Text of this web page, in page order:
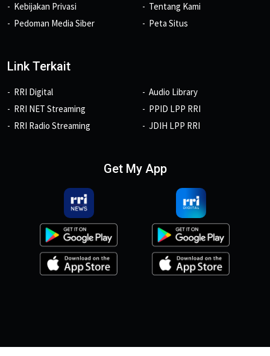
Kebijakan Privasi
Pedoman Media Siber
Tentang Kami
Peta Situs
Link Terkait
RRI Digital
RRI NET Streaming
RRI Radio Streaming
Audio Library
PPID LPP RRI
JDIH LPP RRI
Get My App